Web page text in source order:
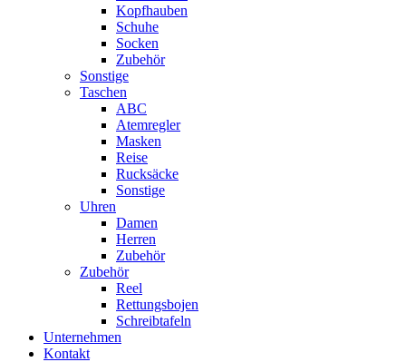
Kopfhauben
Schuhe
Socken
Zubehör
Sonstige
Taschen
ABC
Atemregler
Masken
Reise
Rucksäcke
Sonstige
Uhren
Damen
Herren
Zubehör
Zubehör
Reel
Rettungsbojen
Schreibtafeln
Unternehmen
Kontakt